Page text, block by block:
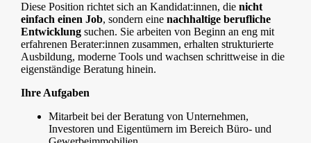
Diese Position richtet sich an Kandidat:innen, die nicht
einfach einen Job, sondern eine nachhaltige berufliche
Entwicklung suchen. Sie arbeiten von Beginn an eng mit
erfahrenen Berater:innen zusammen, erhalten strukturierte
Ausbildung, moderne Tools und wachsen schrittweise in die
eigenständige Beratung hinein.
Ihre Aufgaben
Mitarbeit bei der Beratung von Unternehmen,
Investoren und Eigentümern im Bereich Büro- und